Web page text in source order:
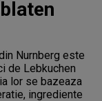
Nurnberg este
de Lebkuchen
lor se bazeaza
ingrediente